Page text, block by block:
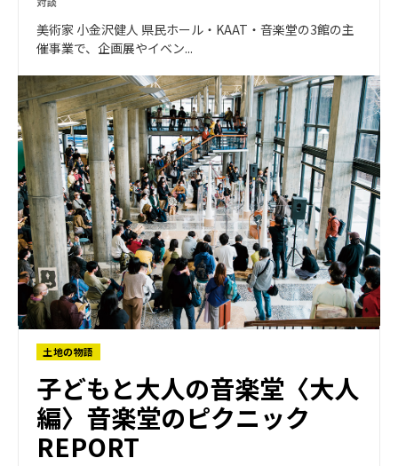
美術家 小金沢健人 県民ホール・KAAT・音楽堂の3館の主
催事業で、企画展やイベン...
土地の物語
子どもと大人の音楽堂〈大人
編〉音楽堂のピクニック
REPORT